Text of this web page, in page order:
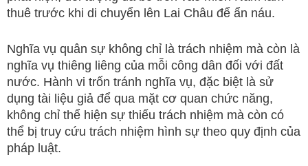
thuê trước khi di chuyển lên Lai Châu để ẩn náu.
Nghĩa vụ quân sự không chỉ là trách nhiệm mà còn là
nghĩa vụ thiêng liêng của mỗi công dân đối với đất
nước. Hành vi trốn tránh nghĩa vụ, đặc biệt là sử
dụng tài liệu giả để qua mặt cơ quan chức năng,
không chỉ thể hiện sự thiếu trách nhiệm mà còn có
thể bị truy cứu trách nhiệm hình sự theo quy định của
pháp luật.